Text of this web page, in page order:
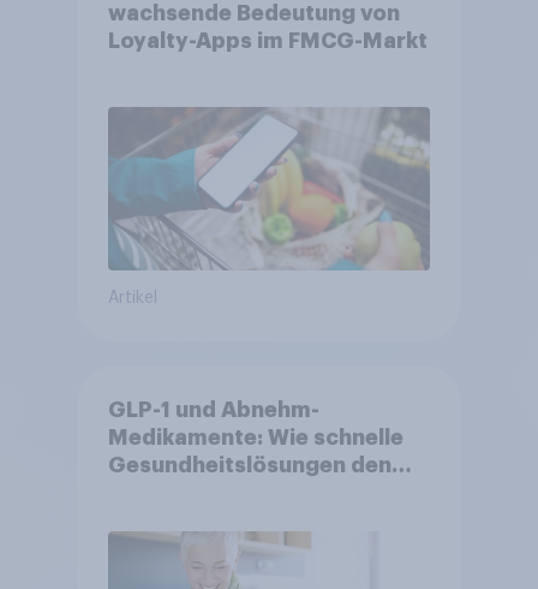
wachsende Bedeutung von
Loyalty-Apps im FMCG-Markt
Artikel
GLP-1 und Abnehm-
Medikamente: Wie schnelle
Gesundheitslösungen den